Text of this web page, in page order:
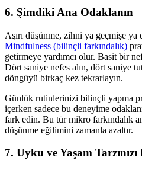
6. Şimdiki Ana Odaklanın
Aşırı düşünme, zihni ya geçmişe ya
Mindfulness (bilinçli farkındalık)
getirmeye yardımcı olur. Basit bir
Dört saniye nefes alın, dört saniye
döngüyü birkaç kez tekrarlayın.
Günlük rutinlerinizi bilinçli yapma
içerken sadece bu deneyime
fark edin. Bu tür mikro farkındalık
düşünme eğilimini zamanla azaltır.
7. Uyku ve Yaşam